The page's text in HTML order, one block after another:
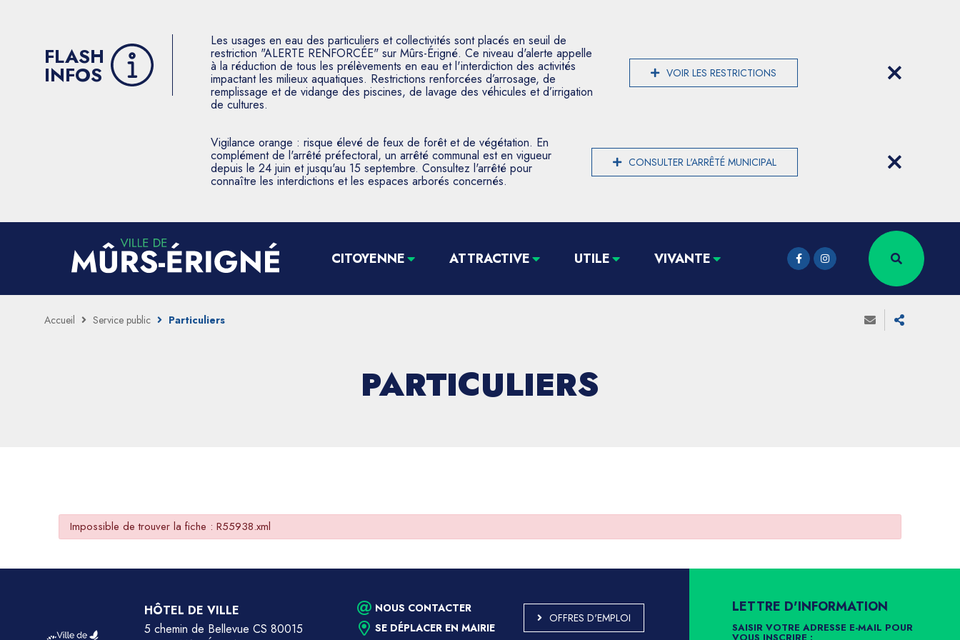
FLASH
INFOS
Les usages en eau des particuliers et collectivités sont placés en seuil de
restriction "ALERTE RENFORCÉE" sur Mûrs-Érigné. Ce niveau d'alerte appelle
à la réduction de tous les prélèvements en eau et l'interdiction des activités
impactant les milieux aquatiques. Restrictions renforcées d’arrosage, de
remplissage et de vidange des piscines, de lavage des véhicules et d’irrigation
de cultures.
VOIR LES RESTRICTIONS
Vigilance orange : risque élevé de feux de forêt et de végétation. En
complément de l'arrêté préfectoral, un arrêté communal est en vigueur
depuis le 24 juin et jusqu'au 15 septembre. Consultez l'arrêté pour
connaître les interdictions et les espaces arborés concernés.
CONSULTER L'ARRÊTÉ MUNICIPAL
CITOYENNE ATTRACTIVE UTILE VIVANTE
Accueil Service public Particuliers
PARTICULIERS
Impossible de trouver la fiche : R55938.xml
HÔTEL DE VILLE
5 chemin de Bellevue CS 80015
NOUS CONTACTER
SE DÉPLACER EN MAIRIE
OFFRES D'EMPLOI
LETTRE D'INFORMATION
SAISIR VOTRE ADRESSE E-MAIL POUR